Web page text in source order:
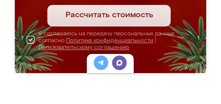
Рассчитать стоимость
Я соглашаюсь на передачу персональных данных
согласно Политике конфиденциальности
Пользовательскому соглашению